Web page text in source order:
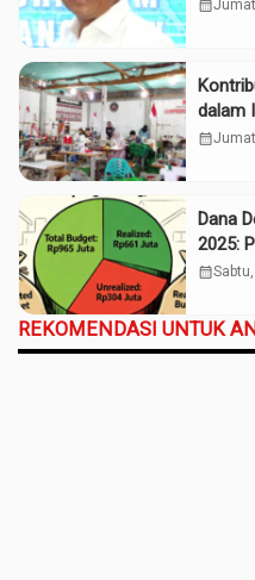
calendar_month
dalam
Daerah
calendar_month
Dana
2025:
Rp661
calendar_month
REKOMENDASI UNTUK